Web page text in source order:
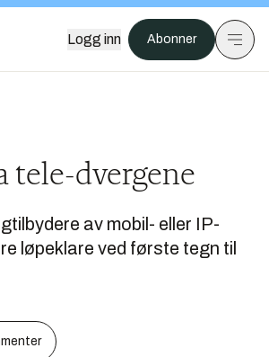
Logg inn Abonner
tele-dvergene
av mobil- eller IP-
løpeklare ved første tegn til